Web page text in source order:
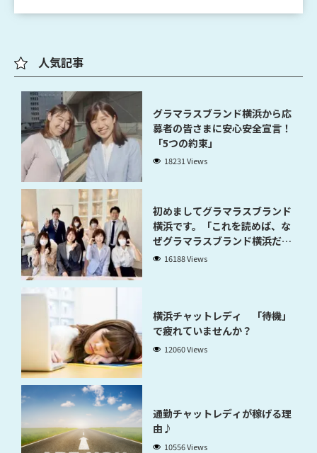
人気記事
グラマラスブランド横浜から応
募者の皆さまに安心安全宣言！
「5つの約束」
18231 Views
初めましてグラマラスブランド
横浜です。「これを読めば、な
ぜグラマラスブランド横浜だと
稼げるのかが分かります」
16188 Views
横浜チャットレディ 「待機」
で疲れていませんか？
12060 Views
通勤チャットレディが稼げる理
由♪
10556 Views